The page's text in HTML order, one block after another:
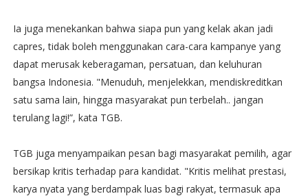
Ia juga menekankan bahwa siapa pun yang kelak akan jadi
capres, tidak boleh menggunakan cara-cara kampanye yang
dapat merusak keberagaman, persatuan, dan keluhuran
bangsa Indonesia. "Menuduh, menjelekkan, mendiskreditkan
satu sama lain, hingga masyarakat pun terbelah.. jangan
terulang lagi!”, kata TGB.
TGB juga menyampaikan pesan bagi masyarakat pemilih, agar
bersikap kritis terhadap para kandidat. "Kritis melihat prestasi,
karya nyata yang berdampak luas bagi rakyat, termasuk apa